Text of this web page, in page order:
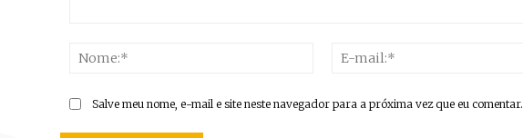
Nome:*
Salve meu nome, e-mail e site neste navegador para a próxima vez que eu comentar.